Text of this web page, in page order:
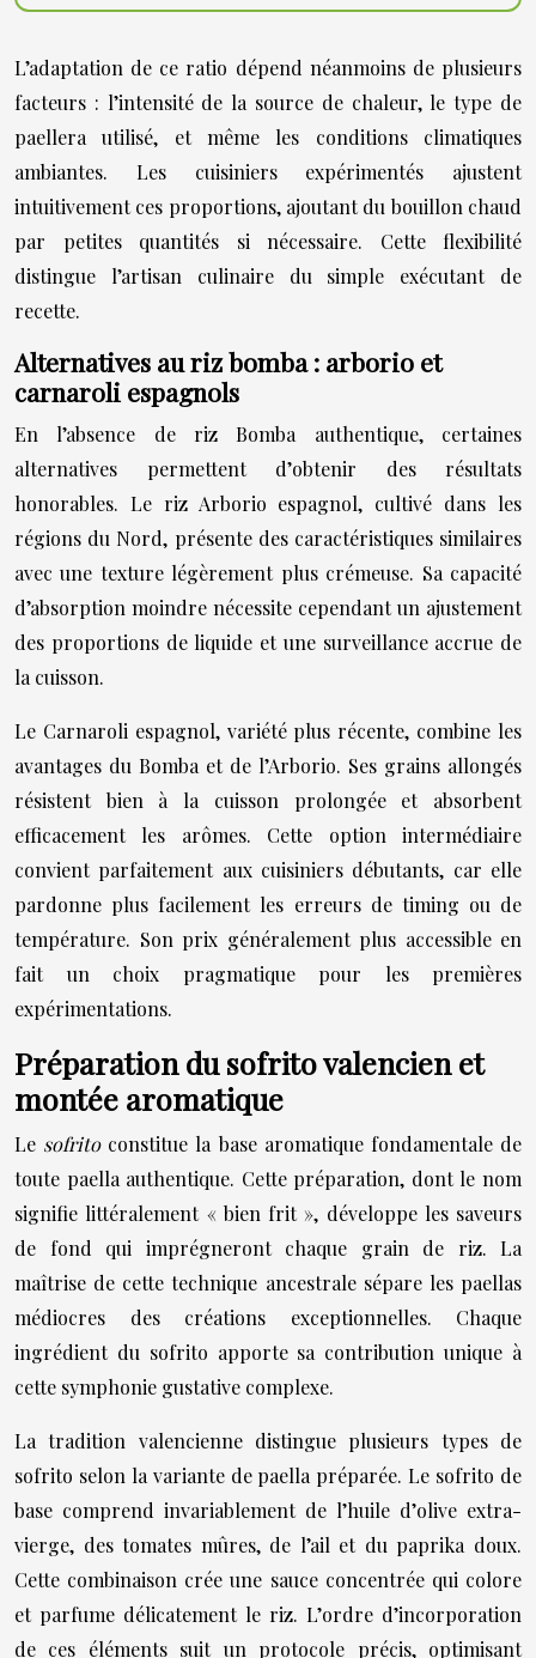
L’adaptation de ce ratio dépend néanmoins de plusieurs
facteurs : l’intensité de la source de chaleur, le type de
paellera utilisé, et même les conditions climatiques
ambiantes. Les cuisiniers expérimentés ajustent
intuitivement ces proportions, ajoutant du bouillon chaud
par petites quantités si nécessaire. Cette flexibilité
distingue l’artisan culinaire du simple exécutant de
recette.
Alternatives au riz bomba : arborio et
carnaroli espagnols
En l’absence de riz Bomba authentique, certaines
alternatives permettent d’obtenir des résultats
honorables. Le riz Arborio espagnol, cultivé dans les
régions du Nord, présente des caractéristiques similaires
avec une texture légèrement plus crémeuse. Sa capacité
d’absorption moindre nécessite cependant un ajustement
des proportions de liquide et une surveillance accrue de
la cuisson.
Le Carnaroli espagnol, variété plus récente, combine les
avantages du Bomba et de l’Arborio. Ses grains allongés
résistent bien à la cuisson prolongée et absorbent
efficacement les arômes. Cette option intermédiaire
convient parfaitement aux cuisiniers débutants, car elle
pardonne plus facilement les erreurs de timing ou de
température. Son prix généralement plus accessible en
fait un choix pragmatique pour les premières
expérimentations.
Préparation du sofrito valencien et
montée aromatique
Le sofrito constitue la base aromatique fondamentale de
toute paella authentique. Cette préparation, dont le nom
signifie littéralement « bien frit », développe les saveurs
de fond qui imprégneront chaque grain de riz. La
maîtrise de cette technique ancestrale sépare les paellas
médiocres des créations exceptionnelles. Chaque
ingrédient du sofrito apporte sa contribution unique à
cette symphonie gustative complexe.
La tradition valencienne distingue plusieurs types de
sofrito selon la variante de paella préparée. Le sofrito de
base comprend invariablement de l’huile d’olive extra-
vierge, des tomates mûres, de l’ail et du paprika doux.
Cette combinaison crée une sauce concentrée qui colore
et parfume délicatement le riz. L’ordre d’incorporation
de ces éléments suit un protocole précis, optimisant